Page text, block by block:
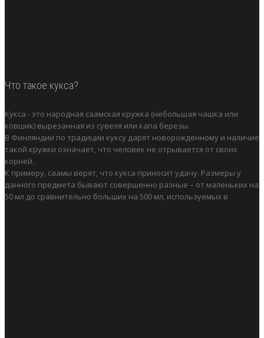
Что такое кукса?
Кукса - это народная саамская кружка (небольшая чашка или
ковшик) вырезанная из сувеля или капа березы.
В Финляндии по традиции куксу дарят новорожденному и наличие
такой кружки означает, что человек не отрывается от своих
корней.
К примеру, саамы верят, что кукса приносит удачу. Размеры у
данного предмета бывают совершенно разные – от маленьких на
50 мл до сравнительно больших на 500 мл, используемых в